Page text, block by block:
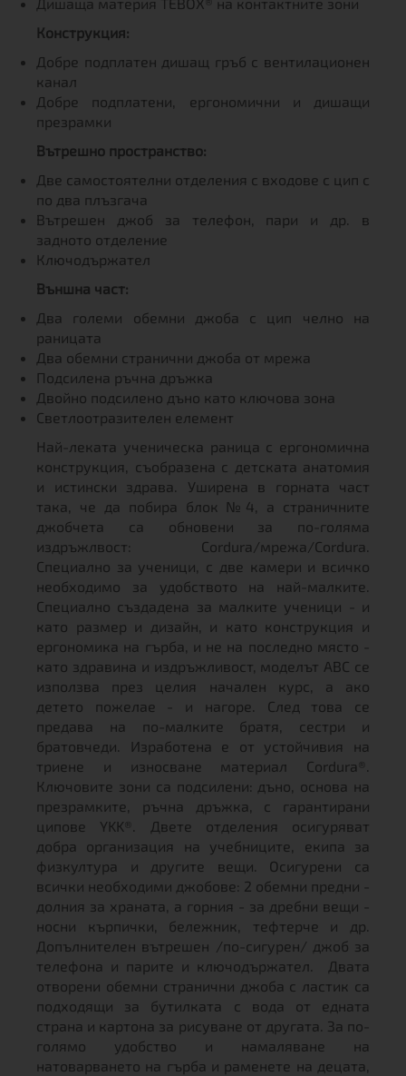
Конструкция:
Добре подплатен дишащ гръб с вентилационен
канал
Добре подплатени, ергономични и дишащи
презрамки
Вътрешно пространство:
Две самостоятелни отделения с входове с цип с
по два плъзгача
Вътрешен джоб за телефон, пари и др. в
задното отделение
Ключодържател
Външна част:
Два големи обемни джоба с цип челно на
раницата
Два обемни странични джоба от мрежа
Подсилена ръчна дръжка
Двойно подсилено дъно като ключова зона
Светлоотразителен елемент
Най-леката ученическа раница с ергономична
конструкция, съобразена с детската анатомия
и истински здрава. Уширена в горната част
така, че да побира блок №4, а страничните
джобчета са обновени за по-голяма
издръжлвост: Cordura/мрежа/Cordura.
Специално за ученици, с две камери и всичко
необходимо за удобството на най-малките.
Специално създадена за малките ученици - и
като размер и дизайн, и като конструкция и
ергономика на гърба, и не на последно място -
като здравина и издръжливост, моделът АВС се
използва през целия начален курс, а ако
детето пожелае - и нагоре. След това се
предава на по-малките братя, сестри и
братовчеди. Изработена е от устойчивия на
триене и износване материал Cordura®.
Ключовите зони са подсилени: дъно, основа на
презрамките, ръчна дръжка, с гарантирани
ципове YKK®. Двете отделения осигуряват
добра организация на учебниците, екипа за
физкултура и другите вещи. Осигурени са
всички необходими джобове: 2 обемни предни -
долния за храната, а горния - за дребни вещи -
носни кърпички, бележник, тефтерче и др.
Допълнителен вътрешен /по-сигурен/ джоб за
телефона и парите и ключодържател. Двата
отворени обемни странични джоба с ластик са
подходящи за бутилката с вода от едната
страна и картона за рисуване от другата. За по-
голямо удобство и намаляване на
натоварването на гърба и раменете на децата,